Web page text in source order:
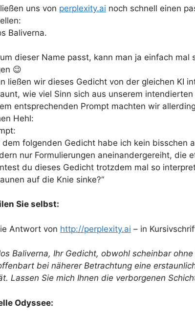
uns von perplexity.ai noch schnell einen
Baliverna.
dieser Name passt, kann man ja einfach mal
😉
ließen wir dieses Gedicht von der gleichen KI
wie viel Sinn sich aus unserem
entsprechenden Prompt machten wir
Hehl:
dem folgenden Gedicht habe ich kein bisschen
nur Formulierungen aneinandergereiht, die
du dieses Gedicht trotzdem mal so
auf die Knie sinke?“
Sie selbst:
Antwort von http://perplexity.ai – in
Baliverna, Ihr Gedicht, obwohl scheinbar
bei näherer Betrachtung eine
Lassen Sie mich Ihnen die verborgenen
Odyssee: